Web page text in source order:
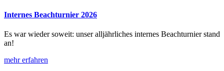
Internes Beachturnier 2026
Es war wieder soweit: unser alljährliches internes Beachturnier stand
an!
mehr erfahren